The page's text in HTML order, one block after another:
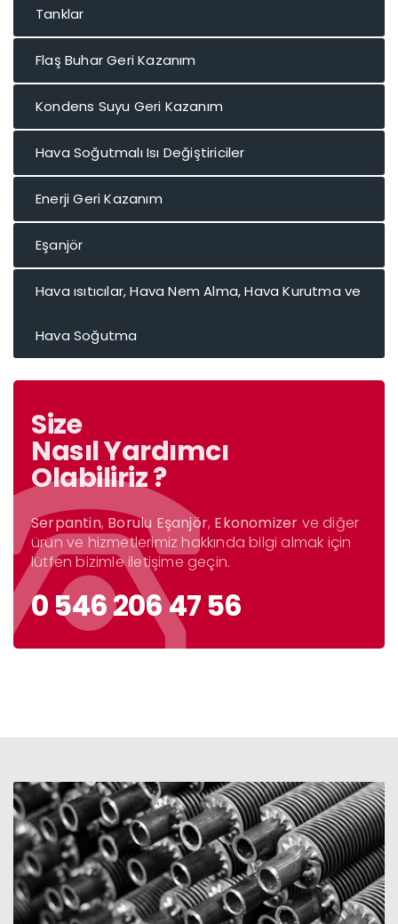
Tanklar
Flaş Buhar Geri Kazanım
Kondens Suyu Geri Kazanım
Hava Soğutmalı Isı Değiştiriciler
Enerji Geri Kazanım
Eşanjör
Hava ısıtıcılar, Hava Nem Alma, Hava Kurutma ve
Hava Soğutma
Size
Nasıl Yardımcı
Olabiliriz ?
Serpantin, Borulu Eşanjör, Ekonomizer ve diğer
ürün ve hizmetlerimiz hakkında bilgi almak için
lütfen bizimle iletişime geçin.
0 546 206 47 56